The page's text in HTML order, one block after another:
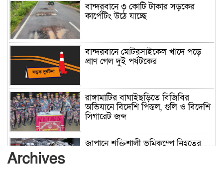
বান্দরবানে ৩ কোটি টাকার সড়কের
কার্পেটিং উঠে যাচ্ছে
বান্দরবানে মোটরসাইকেল খাদে পড়ে
প্রাণ গেল দুই পর্যটকের
রাঙ্গামাটির বাঘাইছড়িতে বিজিবির
অভিযানে বিদেশি পিস্তল, গুলি ও বিদেশি
সিগারেট জব্দ
জাপানে শক্তিশালী ভূমিকম্পে নিহতের
Archives